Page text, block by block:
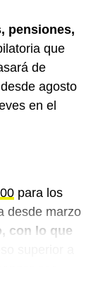
pensiones,
que
de
agosto
en el
para los
desde marzo
con lo que
ese
quienes